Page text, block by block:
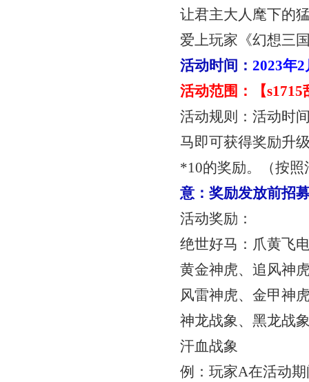
让君主大人麾下的
爱上玩家《幻想三
活动时间：2023年
活动范围：【
活动规则：活动时
马即可获得奖励升
*10的奖励。（按
意：奖励发放前招
活动奖励：
绝世好马：爪黄飞
黄金神虎、追风神
风雷神虎、金甲神
神龙战象、黑龙战
汗血战象
例：玩家A在活动